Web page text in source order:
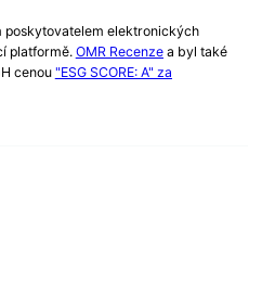
poskytovatelem elektronických
platformě. OMR Recenzea byl také
cenou "ESG SCORE: A" za